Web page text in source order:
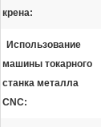
крена:
Использование
машины токарного
станка металла
CNC: